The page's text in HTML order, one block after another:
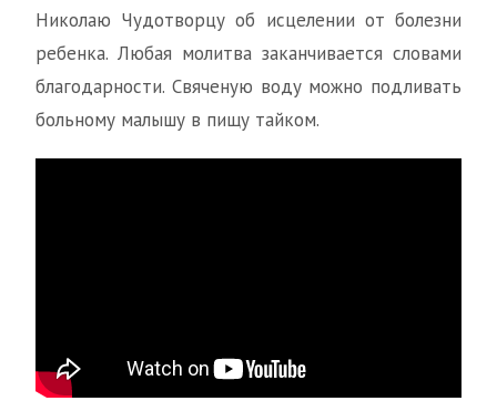
Николаю Чудотворцу об исцелении от болезни
ребенка. Любая молитва заканчивается словами
благодарности. Свяченую воду можно подливать
больному малышу в пищу тайком.